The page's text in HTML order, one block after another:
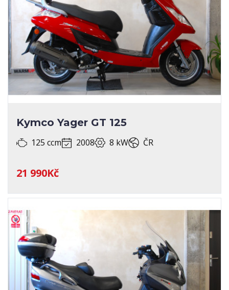
Kymco Yager GT 125
125 ccm 2008 8 kW ČR
21 990Kč